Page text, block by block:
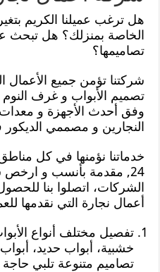
هل ترغب عميلنا الكريم
الخاصة بمنزلك؟ هل تبحث
تصاميمها؟
شركتنا تؤمن جميع الأعمال
تصميم الأبواب و غرف النوم
وفق أحدث الأجهزة و
النجارين و مصممي الديكور
خدماتنا نؤمنها في كل
24, مقدمة بأنسب و ارخص
الشركات، اتصلوا بنا
أعمال نجارة التي نقدمها
تفصيل مختلف أنواع
خشبية، أبواب حديد،
تصاميم متنوعة تلبي حاجة